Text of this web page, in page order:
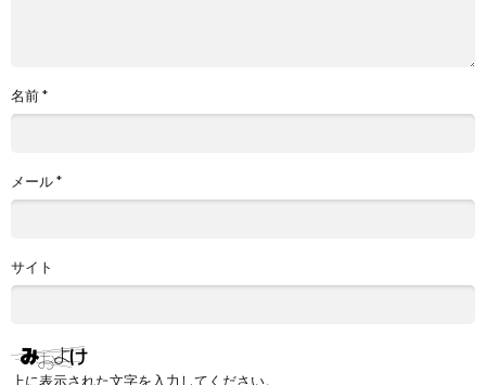
名前*
メール*
サイト
上に表示された文字を入力してください。